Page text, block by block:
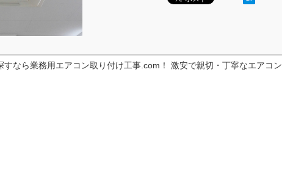
すなら業務用エアコン取り付け工事.com！ 激安で親切・丁寧なエアコン